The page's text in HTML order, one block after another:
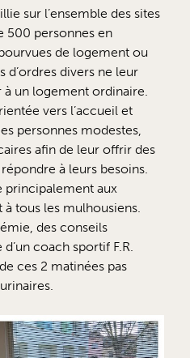
sur l’ensemble des sites
500 personnes en
de logement ou
d’ordres divers ne leur
à un logement ordinaire.
vers l’accueil et
personnes modestes,
afin de leur offrir des
à leurs besoins.
principalement aux
tous les mulhousiens.
des conseils
coach sportif F.R.
ces 2 matinées pas